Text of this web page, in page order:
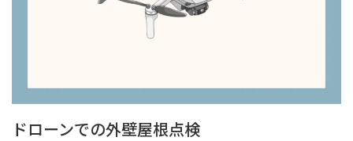
ドローンでの外壁屋根点検